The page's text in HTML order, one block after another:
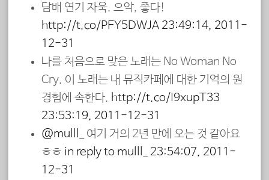
담배 연기 자욱. 으악, 좋다!
http://t.co/PEY5DWJA 23:49:14, 2011-
12-31
나를 처음으로 맞은 노래는 No Woman No
Cry. 이 노래는 내 뮤직카페에 대한 기억의 원
경험에 속한다. http://t.co/I9xupT33
23:53:19, 2011-12-31
@mulll_
여기 거의 2년 만에 오는 것 같아요
ㅎㅎ in reply to mulll_
23:54:07, 2011-
12-31